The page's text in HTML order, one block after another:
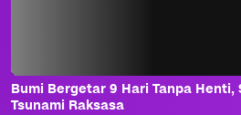
Bumi Bergetar 9 Hari Tanpa Henti,
Tsunami Raksasa